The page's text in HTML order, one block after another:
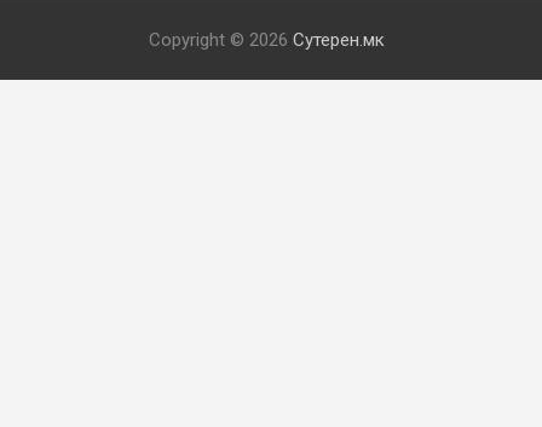
Copyright © 2026 Сутерен.мк